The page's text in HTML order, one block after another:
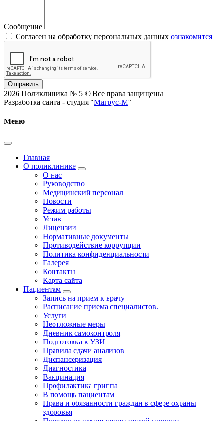
Сообщение
Согласен на обработку персональных данных ознакомится
Отправить
2026 Поликлиника № 5 © Все права защищены
Разработка сайта - студия “Магрус-М”
Меню
Главная
О поликлинике
О нас
Руководство
Медицинский персонал
Новости
Режим работы
Устав
Лицензии
Нормативные документы
Противодействие коррупции
Политика конфиденциальности
Галерея
Контакты
Карта сайта
Пациентам
Запись на прием к врачу
Расписание приема специалистов.
Услуги
Неотложные меры
Дневник самоконтроля
Подготовка к УЗИ
Правила сдачи анализов
Диспансеризация
Диагностика
Вакцинация
Профилактика гриппа
В помощь пациентам
Права и обязанности граждан в сфере охраны
здоровья